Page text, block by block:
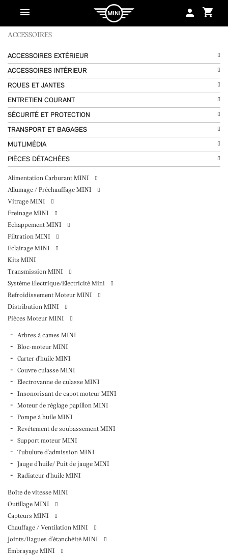
shopping_cart
person
ACCESSOIRES
ACCESSOIRES EXTÉRIEUR
ACCESSOIRES INTÉRIEUR
ROUES ET JANTES
ENTRETIEN COURANT
SÉCURITÉ ET PROTECTION
TRANSPORT ET BAGAGES
MUTLIMÉDIA
PIÈCES DÉTACHÉES
Alimentation Carburant MINI
Allumage / Préchauffage MINI
Vitrage MINI
Freinage MINI
Echappement MINI
Filtration MINI
Eclairage MINI
Kits MINI
Transmission MINI
Système Electrique/Electricité Mini
Refroidissement Moteur MINI
Distribution MINI
Pièces Moteur MINI
Arbres à cames MINI
Bloc-moteur MINI
Carter d'huile MINI
Couvre culasse MINI
Electrovanne de culasse MINI
Insonorisant de capot moteur MINI
Moteur de réglage papillon MINI
Pompe à huile MINI
Revêtement de soubassement MINI
Support moteur MINI
Tubulure d'admission MINI
Jauge d'huile/ Puit de jauge MINI
Radiateur d'huile MINI
Boîte de vitesse MINI
Outillage MINI
Capteurs MINI
Chauffage / Ventilation MINI
Joints/Bagues d'étanchéité MINI
Embrayage MINI